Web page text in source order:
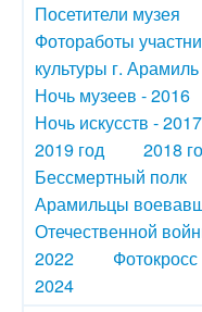
Посетители музея
Фотоработы
культуры г.
Ночь музеев - 2016
Ночь искусств - 2017
2019 год
2018
Бессмертный полк
Арамильцы
Отечественной
2022
2024